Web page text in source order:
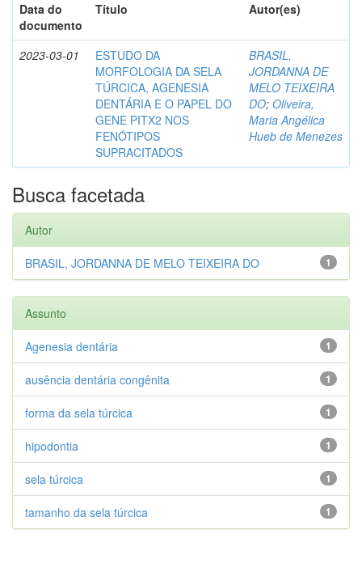
Data do
documento
Título Autor(es)
2023-03-01
ESTUDO DA
MORFOLOGIA DA SELA
TÚRCICA, AGENESIA
DENTÁRIA E O PAPEL DO
GENE PITX2 NOS
FENÓTIPOS
SUPRACITADOS
BRASIL,
JORDANNA DE
MELO TEIXEIRA
DO; Oliveira,
Maria Angélica
Hueb de Menezes
Busca facetada
Autor
1
BRASIL, JORDANNA DE MELO TEIXEIRA DO
Assunto
1
Agenesia dentária
1
ausência dentária congênita
1
forma da sela túrcica
1
hipodontia
1
sela túrcica
1
tamanho da sela túrcica